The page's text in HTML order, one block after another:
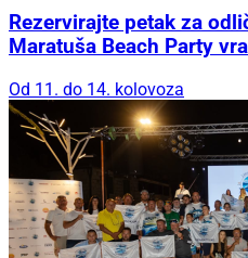
Rezervirajte petak za
Maratuša Beach Party
Od 11. do 14. kolovoza